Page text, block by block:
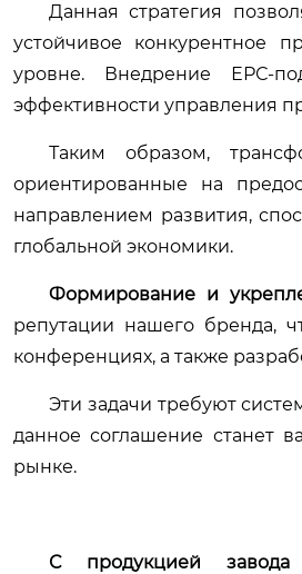
Данная стратегия
устойчивое конкурентное
уровне. Внедрение ЕРС-
эффективности управления
Таким образом,
ориентированные на
направлением развития,
глобальной экономики.
Формирование и
репутации нашего бренда,
конференциях, а также
Эти задачи требуют
данное соглашение станет
рынке.
С продукцией